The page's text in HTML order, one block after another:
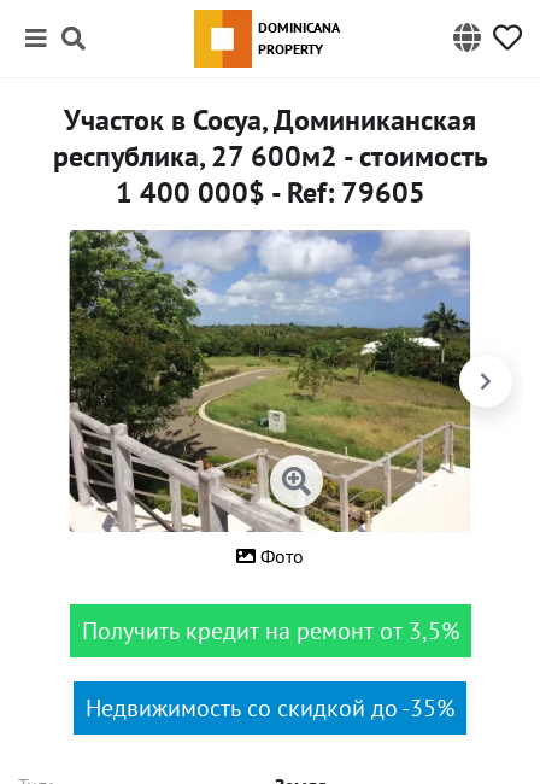
DOMINICANA
PROPERTY
Участок в Сосуа, Доминиканская
республика, 27 600м2 - стоимость
1 400 000$ - Ref: 79605
Фото
Получить кредит на ремонт от 3,5%
Недвижимость со скидкой до -35%